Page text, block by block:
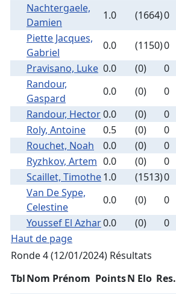
Nachtergaele,
Damien
1.0 (1664)0
Piette Jacques,
Gabriel
0.0 (1150)0
Pravisano, Luke 0.0 (0) 0
Randour,
Gaspard
0.0 (0) 0
Randour, Hector0.0 (0) 0
Roly, Antoine
0.5 (0) 0
Rouchet, Noah
0.0 (0) 0
Ryzhkov, Artem 0.0 (0) 0
Scaillet, Timothe1.0 (1513)0
Van De Sype,
Celestine
0.0 (0) 0
Youssef El Azhar0.0 (0) 0
Haut de page
Ronde 4 (12/01/2024) Résultats
TblNom Prénom PointsN Elo Res.